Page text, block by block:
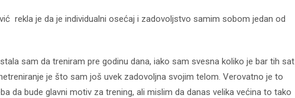
rekla je da je individualni osećaj i zadovoljstvo samim sobom jedan od
sam da treniram pre godinu dana, iako sam svesna koliko je bar tih sat
je što sam još uvek zadovoljna svojim telom. Verovatno je to
da bude glavni motiv za trening, ali mislim da danas velika većina to tako